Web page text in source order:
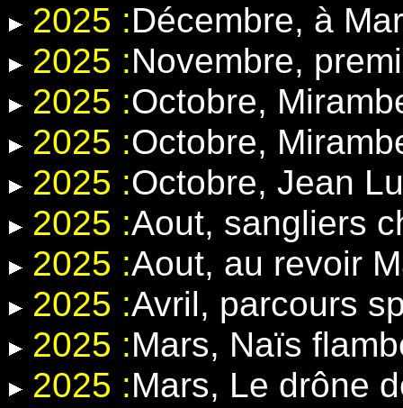
2025 :Décembre, à
2025 :Novembre,
2025 :Octobre,
2025 :Octobre,
2025 :Octobre, Jean
2025 :Aout, sangliers
2025 :Aout, au revoir
2025 :Avril, parcours
2025 :Mars, Naïs
2025 :Mars, Le drône